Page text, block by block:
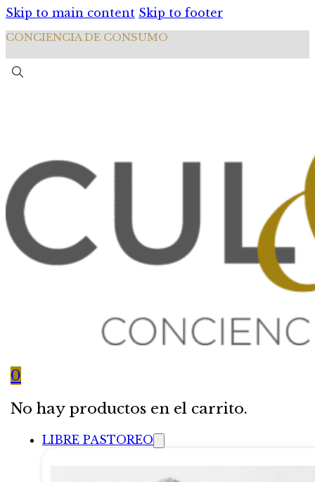
Skip to main content Skip to footer
CONCIENCIA DE CONSUMO
0
No hay productos en el carrito.
LIBRE PASTOREO